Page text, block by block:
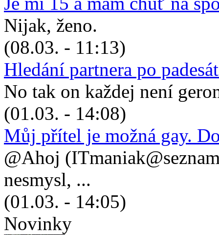
Nijak, ženo.
(08.03. - 11:13)
Hledání partnera po
No tak on každej není
(01.03. - 14:08)
Můj přítel je možná gay.
@Ahoj
nesmysl, ...
(01.03. - 14:05)
Novinky